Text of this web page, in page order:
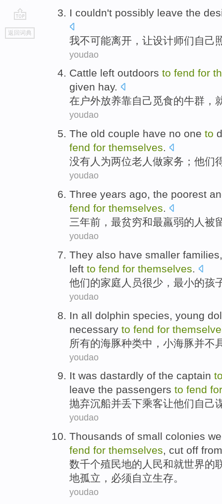
go
top
返回词典
I couldn't possibly leave the
我不可能离开 ，让设计师们自己
youdao
Cattle left outdoors to fend for
given hay.
在户外放养靠自己觅食的牛群 ，
youdao
The old couple have no one to
fend for themselves.
没有人为两位老人 做家务 ； 他们
youdao
Three years ago, the poorest
fend for themselves.
三年前 ， 最贫穷和最羸弱的 人被
youdao
They also have smaller families
left to fend for themselves.
他们的家庭 人员很少， 最小的孩
youdao
In all dolphin species young
necessary to fend for
所有的海豚种类中 ， 小海豚并不
youdao
It was dastardly of the captain
leave the passengers to fend
抛弃沉船并丢下乘客让他们自己
youdao
Thousands of small colonies
fend for themselves, cut off
数千个殖民地的人民和就世界的
地孤立 ， 必须自立生存。
youdao